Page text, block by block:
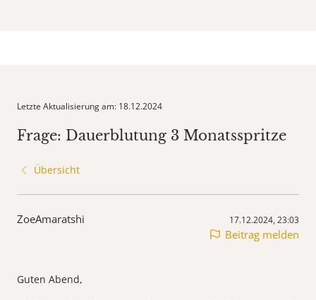
Letzte Aktualisierung am: 18.12.2024
Frage: Dauerblutung 3 Monatsspritze
Übersicht
ZoeAmaratshi 17.12.2024, 23:03
Beitrag melden
Guten Abend,